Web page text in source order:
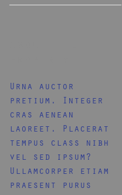
Urna auctor
pretium. Integer
cras aenean
laoreet. Placerat
tempus class nibh
vel sed ipsum?
Ullamcorper etiam
praesent purus